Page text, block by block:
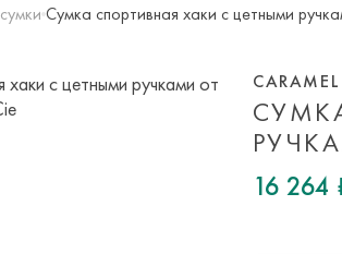
Сумка спортивная хаки с цетными
16 264